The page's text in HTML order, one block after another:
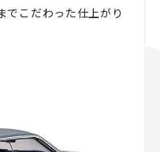
でこだわった仕上がり